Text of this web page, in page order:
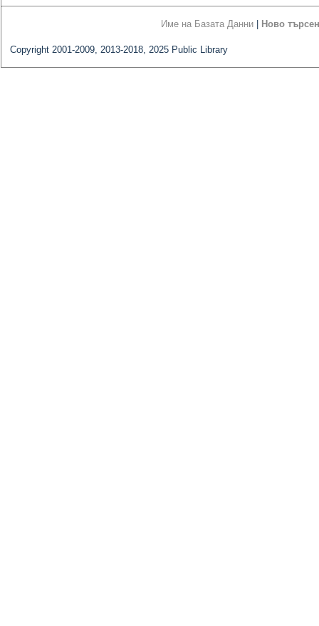
Име на Базата Данни Ново
Copyright 2001-2009, 2013-2018, 2025 Public Library